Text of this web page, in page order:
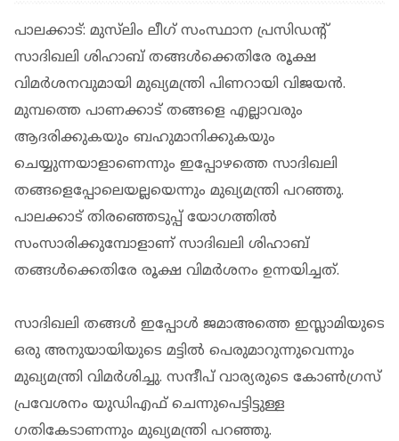
പാലക്കാട്: മുസ്‌ലിം ലീഗ് സംസ്ഥാന പ്രസിഡന്റ്
സാദിഖലി ശിഹാബ് തങ്ങള്‍ക്കെതിരേ രൂക്ഷ
വിമർശനവുമായി മുഖ്യമന്ത്രി പിണറായി വിജയന്‍.
മുമ്പത്തെ പാണക്കാട് തങ്ങളെ എല്ലാവരും
ആദരിക്കുകയും ബഹുമാനിക്കുകയും
ചെയ്യുന്നയാളാണെന്നും ഇപ്പോഴത്തെ സാദിഖലി
തങ്ങളെപ്പോലെയല്ലയെന്നും മുഖ്യമന്ത്രി പറഞ്ഞു.
പാലക്കാട് തിരഞ്ഞെടുപ്പ് യോഗത്തില്‍
സംസാരിക്കുമ്പോളാണ് സാദിഖലി ശിഹാബ്
തങ്ങള്‍ക്കെതിരേ രൂക്ഷ വിമർശനം ഉന്നയിച്ചത്.
സാദിഖലി തങ്ങള്‍ ഇപ്പോള്‍ ജമാഅത്തെ ഇസ്ലാമിയുടെ
ഒരു അനുയായിയുടെ മട്ടില്‍ പെരുമാറുന്നുവെന്നും
മുഖ്യമന്ത്രി വിമർശിച്ചു. സന്ദീപ് വാര്യരുടെ കോണ്‍ഗ്രസ്
പ്രവേശനം യുഡിഎഫ് ചെന്നുപെട്ടിട്ടുള്ള
ഗതികേടാണന്നും മുഖ്യമന്ത്രി പറഞ്ഞു.